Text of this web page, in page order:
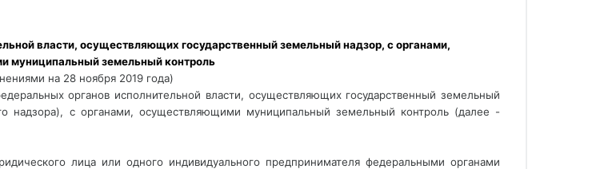
власти, осуществляющих государственный земельный надзор, с органами,
муниципальный земельный контроль
на 28 ноября 2019 года)
органов исполнительной власти, осуществляющих государственный земельный
надзора), с органами, осуществляющими муниципальный земельный контроль (далее -
лица или одного индивидуального предпринимателя федеральными органами